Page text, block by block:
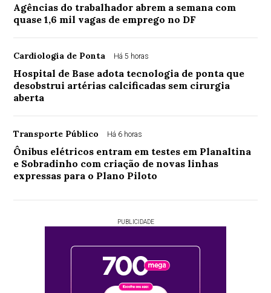
Agências do trabalhador abrem a semana com
quase 1,6 mil vagas de emprego no DF
Cardiologia de Ponta Há 5 horas
Hospital de Base adota tecnologia de ponta que
desobstrui artérias calcificadas sem cirurgia
aberta
Transporte Público Há 6 horas
Ônibus elétricos entram em testes em Planaltina
e Sobradinho com criação de novas linhas
expressas para o Plano Piloto
PUBLICIDADE